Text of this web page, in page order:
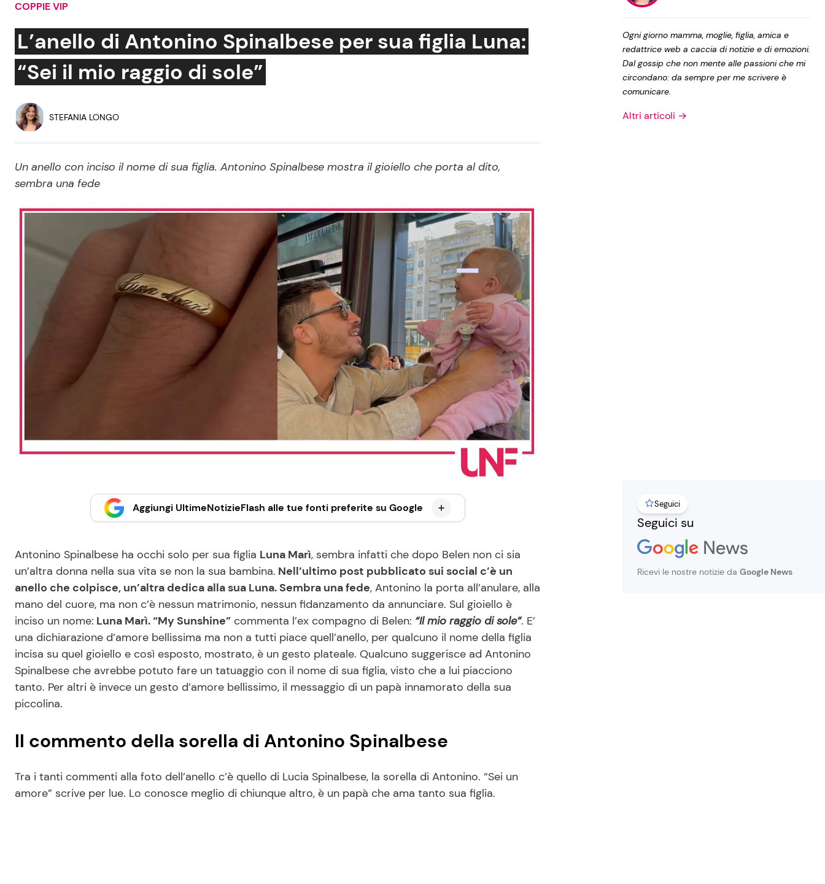
Social News
News dal mondo
Benessere
Mondo Mamma
Salute
Le Ricette in TV
Ricette Facili e Veloci
Ricette Feste
Ricette per Bambini
Privacy Policy
COPPIE VIP
L’anello di Antonino Spinalbese per sua figlia Luna:
“Sei il mio raggio di sole”
STEFANIA LONGO
Un anello con inciso il nome di sua figlia. Antonino Spinalbese mostra il gioiello che porta al dito,
sembra una fede
Aggiungi UltimeNotizieFlash alle tue fonti preferite su Google
Antonino Spinalbese ha occhi solo per sua figlia Luna Marì, sembra infatti che dopo Belen non ci sia
un’altra donna nella sua vita se non la sua bambina. Nell’ultimo post pubblicato sui social c’è un
anello che colpisce, un’altra dedica alla sua Luna. Sembra una fede, Antonino la porta all’anulare, alla
mano del cuore, ma non c’è nessun matrimonio, nessun fidanzamento da annunciare. Sul gioiello è
inciso un nome: Luna Marì. “My Sunshine” commenta l’ex compagno di Belen: “Il mio raggio di sole”. E’
una dichiarazione d’amore bellissima ma non a tutti piace quell’anello, per qualcuno il nome della figlia
incisa su quel gioiello e così esposto, mostrato, è un gesto plateale. Qualcuno suggerisce ad Antonino
Spinalbese che avrebbe potuto fare un tatuaggio con il nome di sua figlia, visto che a lui piacciono
tanto. Per altri è invece un gesto d’amore bellissimo, il messaggio di un papà innamorato della sua
piccolina.
Il commento della sorella di Antonino Spinalbese
Tra i tanti commenti alla foto dell’anello c’è quello di Lucia Spinalbese, la sorella di Antonino. “Sei un
amore” scrive per lue. Lo conosce meglio di chiunque altro, è un papà che ama tanto sua figlia.
Ogni giorno mamma, moglie, figlia, amica e
redattrice web a caccia di notizie e di emozioni.
Dal gossip che non mente alle passioni che mi
circondano: da sempre per me scrivere è
comunicare.
Altri articoli →
Seguici
Seguici su
Ricevi le nostre notizie da Google News